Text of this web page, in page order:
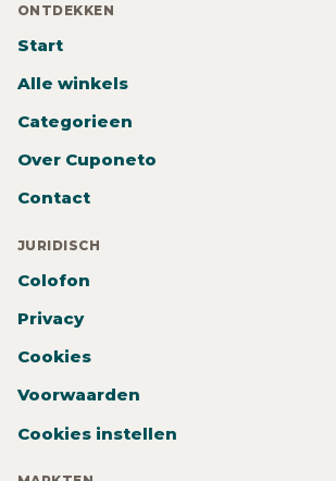
ONTDEKKEN
Start
Alle winkels
Categorieen
Over Cuponeto
Contact
JURIDISCH
Colofon
Privacy
Cookies
Voorwaarden
Cookies instellen